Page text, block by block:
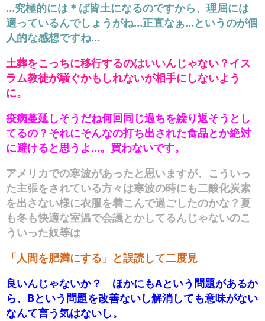
…究極的には＊ば皆土になるのですから、理屈には
適っているんでしょうがね…正直なぁ…というのが個
人的な感想ですね…
土葬をこっちに移行するのはいいんじゃない？イス
ラム教徒が騒ぐかもしれないが相手にしないよう
に。
疫病蔓延しそうだね何回同じ過ちを繰り返そうとし
てるの？それにそんなの打ち出された食品とか絶対
に避けると思うよ…。買わないです。
アメリカでの寒波があったと思いますが、こういっ
た主張をされている方々は寒波の時にも二酸化炭素
を出さない様に衣服を着こんで過ごしたのかな？夏
も冬も快適な室温で会議とかしてるんじゃないのこ
ういった奴等は
「人間を肥満にする」と誤読して二度見
良いんじゃないか？ ほかにもAという問題があるか
ら、Bという問題を改善ないし解消しても意味がない
なんて言う気はないし。